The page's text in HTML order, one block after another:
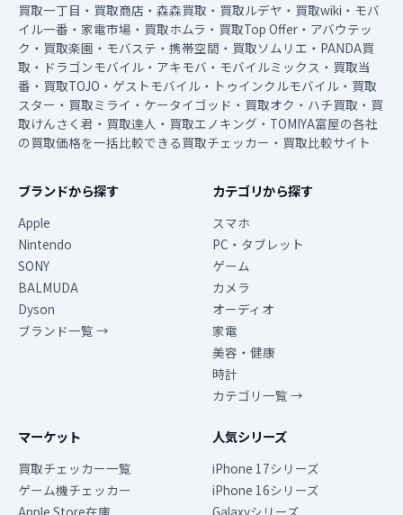
買取一丁目・買取商店・森森買取・買取ルデヤ・買取wiki・モバ
イル一番・家電市場・買取ホムラ・買取Top Offer・アバウテッ
ク・買取楽園・モバステ・携帯空間・買取ソムリエ・PANDA買
取・ドラゴンモバイル・アキモバ・モバイルミックス・買取当
番・買取TOJO・ゲストモバイル・トゥインクルモバイル・買取
スター・買取ミライ・ケータイゴッド・買取オク・ハチ買取・買
取けんさく君・買取達人・買取エノキング・TOMIYA富屋の各社
の買取価格を一括比較できる買取チェッカー・買取比較サイト
ブランドから探す
Apple
Nintendo
SONY
BALMUDA
Dyson
ブランド一覧 →
カテゴリから探す
スマホ
PC・タブレット
ゲーム
カメラ
オーディオ
家電
美容・健康
時計
カテゴリ一覧 →
マーケット
買取チェッカー一覧
ゲーム機チェッカー
Apple Store在庫
人気シリーズ
iPhone 17シリーズ
iPhone 16シリーズ
Galaxyシリーズ